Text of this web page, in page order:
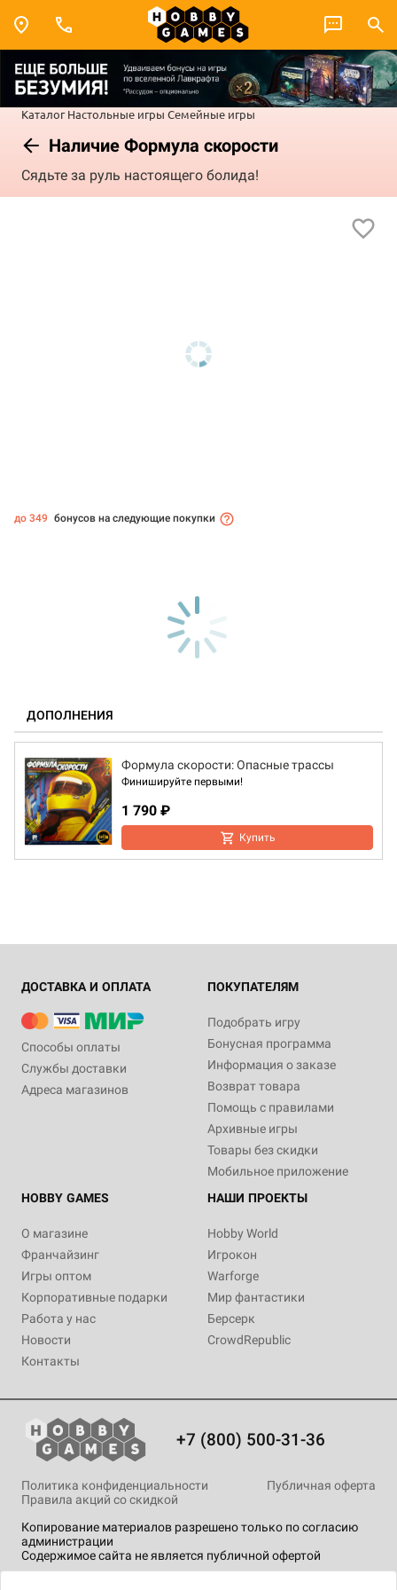
Каталог Настольные игры Семейные игры
Наличие Формула скорости
Сядьте за руль настоящего болида!
до 349 бонусов на следующие покупки
ДОПОЛНЕНИЯ
Формула скорости: Опасные трассы
Финишируйте первыми!
1 790 ₽
Купить
ДОСТАВКА И ОПЛАТА
Способы оплаты
Службы доставки
Адреса магазинов
ПОКУПАТЕЛЯМ
Подобрать игру
Бонусная программа
Информация о заказе
Возврат товара
Помощь с правилами
Архивные игры
Товары без скидки
Мобильное приложение
HOBBY GAMES
О магазине
Франчайзинг
Игры оптом
Корпоративные подарки
Работа у нас
Новости
Контакты
НАШИ ПРОЕКТЫ
Hobby World
Игрокон
Warforge
Мир фантастики
Берсерк
CrowdRepublic
+7 (800) 500-31-36
Копирование материалов разрешено только по согласию
администрации
Содержимое сайта не является публичной офертой
Политика конфиденциальности
Публичная оферта
Правила акций со скидкой